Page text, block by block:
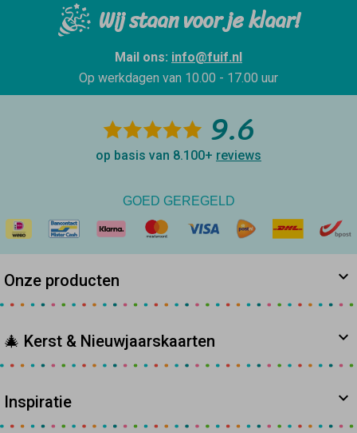
Wij staan voor je klaar!
Mail ons: info@fuif.nl
Op werkdagen van 10.00 - 17.00 uur
9.6
op basis van 8.100+ reviews
GOED GEREGELD
Onze producten
🎄 Kerst & Nieuwjaarskaarten
Inspiratie